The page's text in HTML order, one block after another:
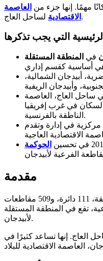
مهمًا. إنها جزء من العاصمة
الاقتصادية لساحل العاج.
الرئيسية التي يجب تذكرها
في المنطقة المستقلة
أبيدجان الشمالية،
ساحل العاج، العاصمة
بالسكان في غرب إفريقيا
الناطقة بالفرنسية.
مركزية في إدارة وتقدم
الحوكمة
مقدمة
تنقسم ساحل العاج إلى 31 منطقة، 111 دائرة، و509 مقاطعات
تقع في المنطقة المستقلة
لأبيدجان.
العاج. إنها تساعد كثيرًا في